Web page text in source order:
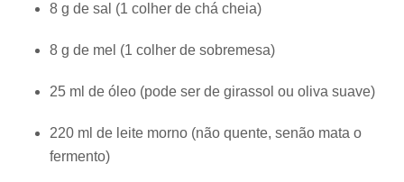
8 g de sal (1 colher de chá cheia)
8 g de mel (1 colher de sobremesa)
25 ml de óleo (pode ser de girassol ou oliva suave)
220 ml de leite morno (não quente, senão mata o
fermento)